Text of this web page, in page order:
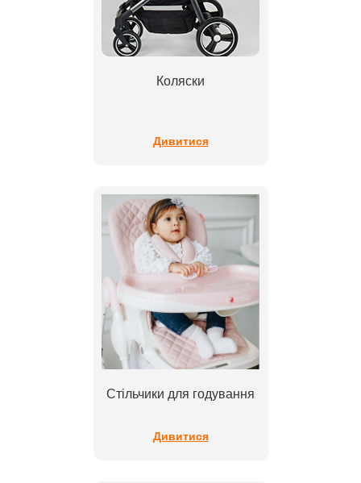
Коляски
Дивитися
Стільчики для годування
Дивитися